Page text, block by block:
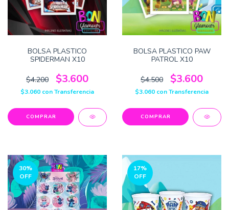
BOLSA PLASTICO
SPIDERMAN X10
$4.200 $3.600
$3.060 conTransferencia
BOLSA PLASTICO PAW
PATROL X10
$4.500 $3.600
$3.060 conTransferencia
30%
OFF
17%
OFF